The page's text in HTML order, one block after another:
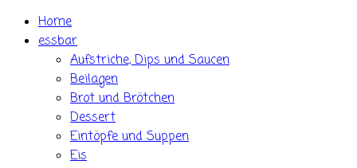
Skip Home
essbar
Aufstriche, Dips und Saucen
Beilagen
Brot und Brötchen
Dessert
Eintöpfe und Suppen
Eis